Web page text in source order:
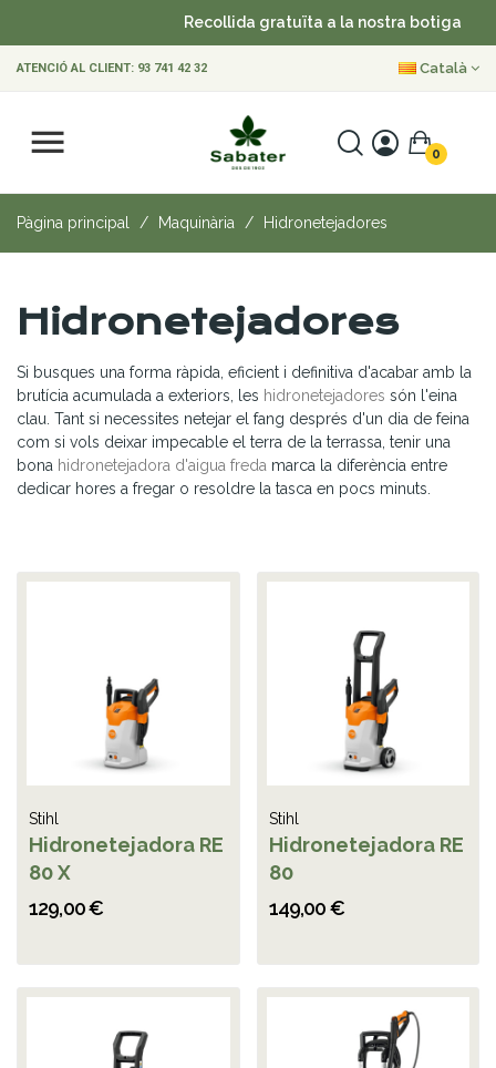
Recollida gratuïta a la nostra botiga
ATENCIÓ AL CLIENT: 93 741 42 32 Català
0
Pàgina principal Maquinària Hidronetejadores
Hidronetejadores
Si busques una forma ràpida, eficient i definitiva d'acabar amb la
brutícia acumulada a exteriors, les hidronetejadores són l'eina
clau. Tant si necessites netejar el fang després d'un dia de feina
com si vols deixar impecable el terra de la terrassa, tenir una
bona hidronetejadora d'aigua freda marca la diferència entre
dedicar hores a fregar o resoldre la tasca en pocs minuts.
Stihl
Hidronetejadora RE
80 X
129,00 €
Stihl
Hidronetejadora RE
80
149,00 €